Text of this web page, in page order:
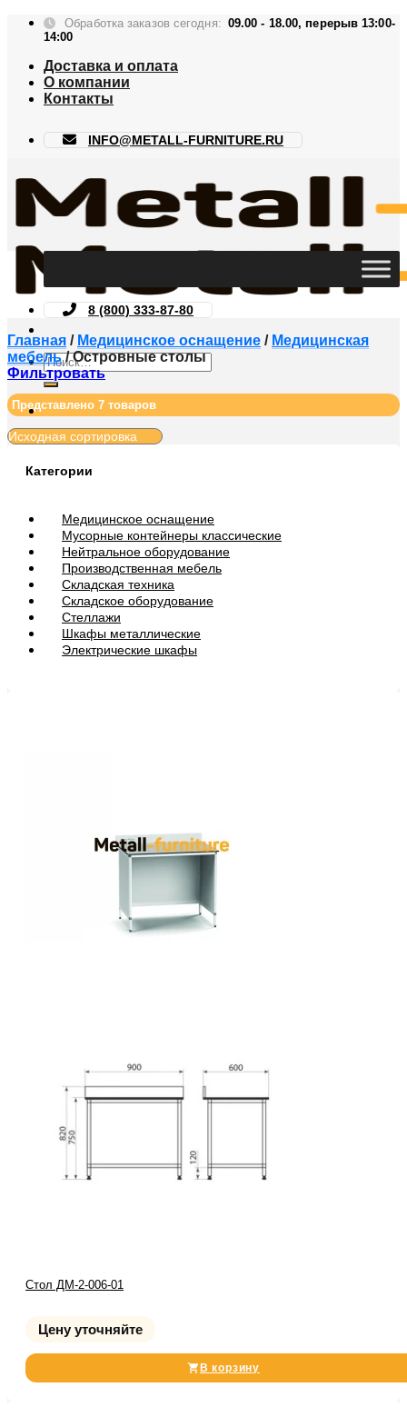
Skip
Обработка заказов сегодня: 09.00 - 18.00, перерыв 13:00-
14:00
Доставка и оплата
О компании
Контакты
INFO@METALL-FURNITURE.RU
Искать:
8 (800) 333-87-80
Главная / Медицинское оснащение / Медицинская
мебель /Островные столы
Фильтровать
Представлено 7 товаров
Категории
Медицинское оснащение
Мусорные контейнеры классические
Нейтральное оборудование
Производственная мебель
Складская техника
Складское оборудование
Стеллажи
Шкафы металлические
Электрические шкафы
Стол ДМ-2-006-01
Цену уточняйте
В корзину